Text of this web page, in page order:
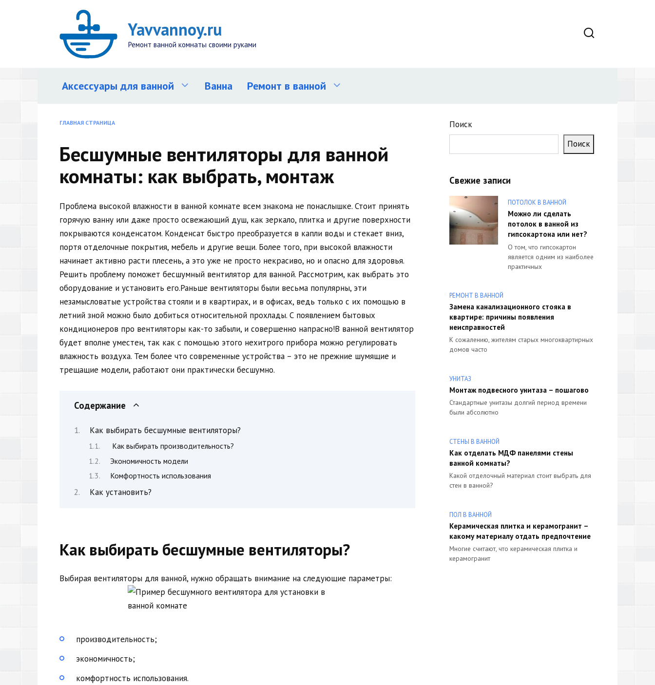
Yavvannoy.ru
Ремонт ванной комнаты своими руками
Аксессуары для ванной Ванна Ремонт в ванной
ГЛАВНАЯ СТРАНИЦА
Бесшумные вентиляторы для ванной
комнаты: как выбрать, монтаж
Проблема высокой влажности в ванной комнате всем знакома не понаслышке. Стоит принять
горячую ванну или даже просто освежающий душ, как зеркало, плитка и другие поверхности
покрываются конденсатом. Конденсат быстро преобразуется в капли воды и стекает вниз,
портя отделочные покрытия, мебель и другие вещи. Более того, при высокой влажности
начинает активно расти плесень, а это уже не просто некрасиво, но и опасно для здоровья.
Решить проблему поможет бесшумный вентилятор для ванной. Рассмотрим, как выбрать это
оборудование и установить его.Раньше вентиляторы были весьма популярны, эти
незамысловатые устройства стояли и в квартирах, и в офисах, ведь только с их помощью в
летний зной можно было добиться относительной прохлады. С появлением бытовых
кондиционеров про вентиляторы как-то забыли, и совершенно напрасно!В ванной вентилятор
будет вполне уместен, так как с помощью этого нехитрого прибора можно регулировать
влажность воздуха. Тем более что современные устройства – это не прежние шумящие и
трещащие модели, работают они практически бесшумно.
Содержание
Как выбирать бесшумные вентиляторы?
Как выбирать производительность?
Экономичность модели
Комфортность использования
Как установить?
Как выбирать бесшумные вентиляторы?
Выбирая вентиляторы для ванной, нужно обращать внимание на следующие параметры:
производительность;
экономичность;
комфортность использования.
Поиск
Поиск
Свежие записи
ПОТОЛОК В ВАННОЙ
Можно ли сделать
потолок в ванной из
гипсокартона или нет?
О том, что гипсокартон
является одним из наиболее
практичных
РЕМОНТ В ВАННОЙ
Замена канализационного стояка в
квартире: причины появления
неисправностей
К сожалению, жителям старых многоквартирных
домов часто
УНИТАЗ
Монтаж подвесного унитаза – пошагово
Стандартные унитазы долгий период времени
были абсолютно
СТЕНЫ В ВАННОЙ
Как отделать МДФ панелями стены
ванной комнаты?
Какой отделочный материал стоит выбрать для
стен в ванной?
ПОЛ В ВАННОЙ
Керамическая плитка и керамогранит –
какому материалу отдать предпочтение
Многие считают, что керамическая плитка и
керамогранит